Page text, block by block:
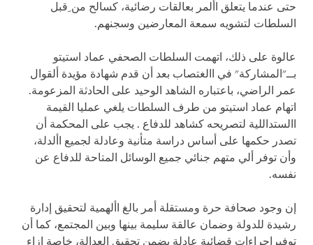
حتى عندما يتعلق األمر بعالقات رضائية، كسالح من ِقبل
السلطات لتشويه سمعة المعارضين وسجنهم.
عالوة على ذلك، اتهمت السلطات الصحفي عماد استيتو
بــ"المشاركة" في االغتصاب بعد أن قدم شهادة مؤيدة ألقوال
عمر الراضي، باعتباره الشاهد الوحيد على الحادثة المزعومة.
اتهام عماد استيتو من طرف السلطات يلغي عمليا القيمة
االستداللية لتصريحه كشاهد للدفاع . يجب على المحكمة أن
تصدر حكمها على أساس دراسة متأنية وعادلة لجميع األدلة،
وأن توفر ألي متهم جنائي جميع الوسائل المتاحة للدفاع عن
نفسه.
إن وجود صحافة حرة ومستقلة أمر بالغ األهمية لتحقيق إدارة
رشيدة للدولة وضمان عالقة سليمة بينها وبين المجتمع، كما أن
توفيرإجراءات قضائية عادلة يضمن تحقيق العدالة، خاصة إزاء